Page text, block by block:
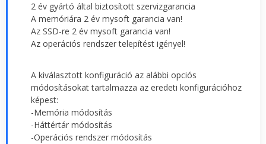
2 év gyártó által biztosított szervizgarancia
A memóriára 2 év mysoft garancia van!
Az SSD-re 2 év mysoft garancia van!
Az operációs rendszer telepítést igényel!
A kiválasztott konfiguráció az alábbi opciós
módosításokat tartalmazza az eredeti konfigurációhoz
képest:
-Memória módosítás
-Háttértár módosítás
-Operációs rendszer módosítás